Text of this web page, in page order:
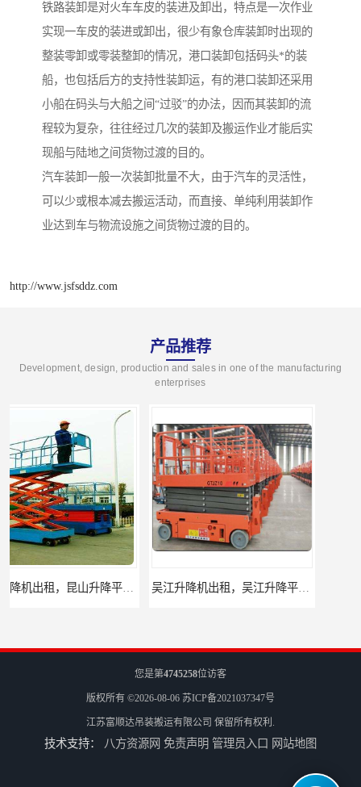
铁路装卸是对火车车皮的装进及卸出，特点是一次作业
实现一车皮的装进或卸出，很少有象仓库装卸时出现的
整装零卸或零装整卸的情况，港口装卸包括码头*的装
船，也包括后方的支持性装卸运，有的港口装卸还采用
小船在码头与大船之间“过驳”的办法，因而其装卸的流
程较为复杂，往往经过几次的装卸及搬运作业才能后实
现船与陆地之间货物过渡的目的。
汽车装卸一般一次装卸批量不大，由于汽车的灵活性，
可以少或根本减去搬运活动，而直接、单纯利用装卸作
业达到车与物流设施之间货物过渡的目的。
http://www.jsfsddz.com
产品推荐
Development, design, production and sales in one of the manufacturing
enterprises
吴江升降机出租，吴江升降平台出租
您是第4745258位访客
版权所有 ©2026-08-06 苏ICP备2021037347号
江苏富顺达吊装搬运有限公司 保留所有权利.
技术支持： 八方资源网 免责声明 管理员入口 网站地图